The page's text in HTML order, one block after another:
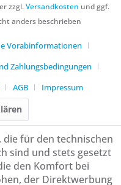
zzgl.Versandkosten und ggf.
anders beschrieben
Vorabinformationen
Zahlungsbedingungen
AGB Impressum
die für den technischen
sind und stets gesetzt
den Komfort bei
der Direktwerbung